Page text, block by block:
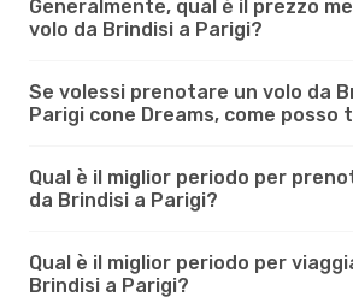
Generalmente, qual è il prezzo
volo da Brindisi a Parigi?
Se volessi prenotare un volo da
Parigi cone Dreams, come posso
Qual è il miglior periodo per
da Brindisi a Parigi?
Qual è il miglior periodo per
Brindisi a Parigi?